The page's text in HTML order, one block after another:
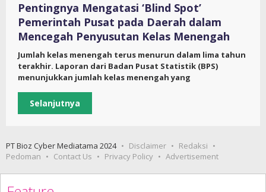
Pentingnya Mengatasi ‘Blind Spot’
Pemerintah Pusat pada Daerah dalam
Mencegah Penyusutan Kelas Menengah
Jumlah kelas menengah terus menurun dalam lima tahun
terakhir. Laporan dari Badan Pusat Statistik (BPS)
menunjukkan jumlah kelas menengah yang
Selanjutnya
PT Bioz Cyber Mediatama 2024 Disclaimer
Redaksi
Pedoman
Contact Us Privacy Policy Advertisement